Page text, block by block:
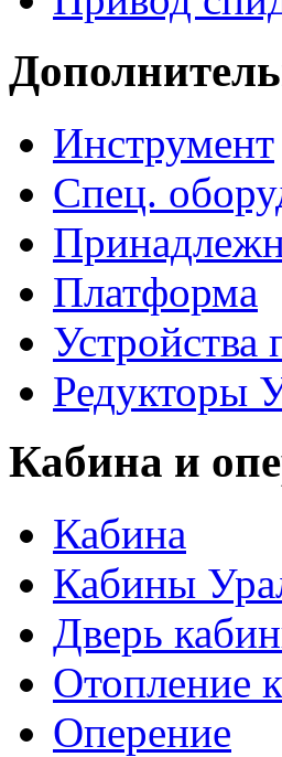
Инструмент
Спец.
Платформа
Редукторы
Кабина и
Кабина
Кабины
Дверь
Отопление
Оперение